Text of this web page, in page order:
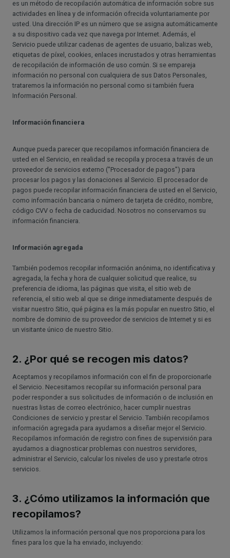
es un método de recopilación automática de información sobre sus
actividades en línea y de información ofrecida voluntariamente por
usted. Una dirección IP es un número que se asigna automáticamente
a su dispositivo cada vez que navega por Internet. Además, el
Servicio puede utilizar cadenas de agentes de usuario, balizas web,
etiquetas de píxel, cookies, enlaces incrustados y otras herramientas
de recopilación de información de uso común. Si se empareja
información no personal con cualquiera de sus Datos Personales,
trataremos la información no personal como si también fuera
Información Personal.
Información financiera
Aunque pueda parecer que recopilamos información financiera de
usted en el Servicio, en realidad se recopila y procesa a través de un
proveedor de servicios externo ("Procesador de pagos") para
procesar los pagos y las donaciones al Servicio. El procesador de
pagos puede recopilar información financiera de usted en el Servicio,
como información bancaria o número de tarjeta de crédito, nombre,
código CVV o fecha de caducidad. Nosotros no conservamos su
información financiera.
Información agregada
También podemos recopilar información anónima, no identificativa y
agregada, la fecha y hora de cualquier solicitud que realice, su
preferencia de idioma, las páginas que visita, el sitio web de
referencia, el sitio web al que se dirige inmediatamente después de
visitar nuestro Sitio, qué página es la más popular en nuestro Sitio, el
nombre de dominio de su proveedor de servicios de Internet y si es
un visitante único de nuestro Sitio.
2. ¿Por qué se recogen mis datos?
Aceptamos y recopilamos información con el fin de proporcionarle
el Servicio. Necesitamos recopilar su información personal para
poder responder a sus solicitudes de información o de inclusión en
nuestras listas de correo electrónico, hacer cumplir nuestras
Condiciones de servicio y prestar el Servicio. También recopilamos
información agregada para ayudarnos a diseñar mejor el Servicio.
Recopilamos información de registro con fines de supervisión para
ayudarnos a diagnosticar problemas con nuestros servidores,
administrar el Servicio, calcular los niveles de uso y prestarle otros
servicios.
3. ¿Cómo utilizamos la información que
recopilamos?
Utilizamos la información personal que nos proporciona para los
fines para los que la ha enviado, incluyendo: